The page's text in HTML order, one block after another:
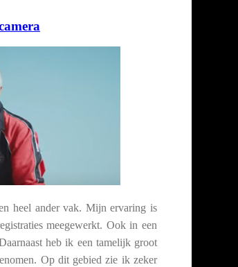
heel ander vak. Mijn ervaring is
meegewerkt. Ook in een
heb ik een tamelijk groot
Op dit gebied zie ik zeker